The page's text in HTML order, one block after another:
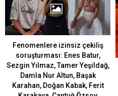
Fenomenlere izinsiz çekiliş
soruşturması: Enes Batur,
Sezgin Yılmaz, Tamer Yeşildağ,
Damla Nur Altun, Başak
Karahan, Doğan Kabak, Ferit